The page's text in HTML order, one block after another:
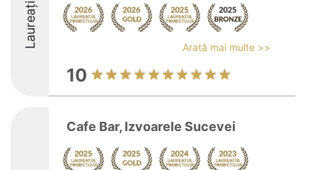
Laureați Arată mai multe >>
10
Cafe Bar, Izvoarele Sucevei